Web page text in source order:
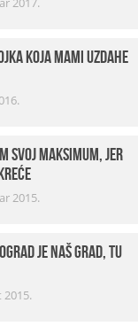
koja mami uzdahe
svoj maksimum, jer
2015.
je naš grad, tu
2015.